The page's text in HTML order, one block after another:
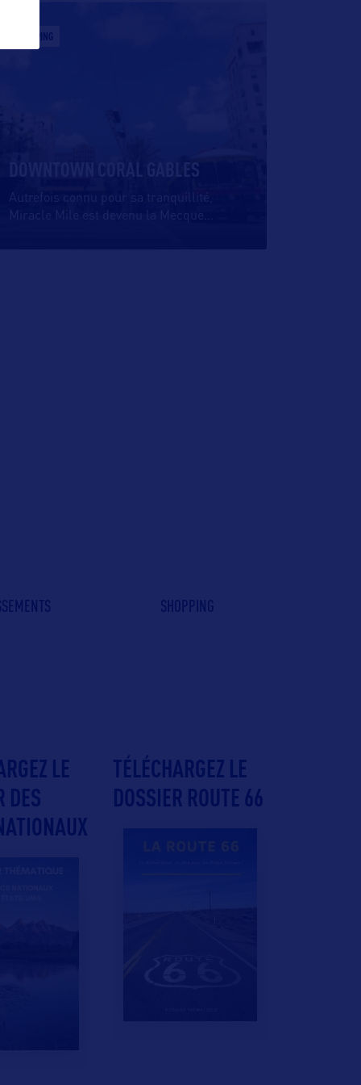
SHOPPING
DOWNTOWN CORAL GABLES
Autrefois connu pour sa tranquillité,
Miracle Mile est devenu la Mecque
SHOPPING
LE
DES
TÉLÉCHARGEZ LE
DOSSIER ROUTE 66